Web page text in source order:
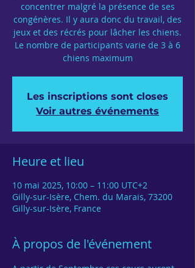
concentrer malgré la présence de ses
congénères. Il y aura donc du travail, des
jeux et des récrés pour lâcher les chiens.
Le nombre de participants varie de 3 à 6
chiens maximum
Les inscriptions sont closes
Voir autres événements
Heure et lieu
10 mai 2025, 10:00 – 11:00 UTC+2
Gilly-sur-Isère, Chem. du Marais, 73200
Gilly-sur-Isère, France
À propos de l'événement